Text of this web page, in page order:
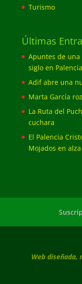
Turismo
Últimas
Apuntes de
siglo en Palencia
Adif abre una
Marta García
La Ruta del
cuchara
El Palencia
Mojados en alza
Web diseñada,